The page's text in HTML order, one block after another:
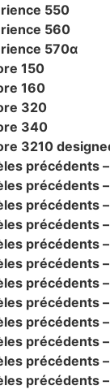
550
560
570α
150
160
320
340
3210
précédents
précédents
précédents
précédents
précédents
précédents
précédents
précédents
précédents
précédents
précédents
précédents